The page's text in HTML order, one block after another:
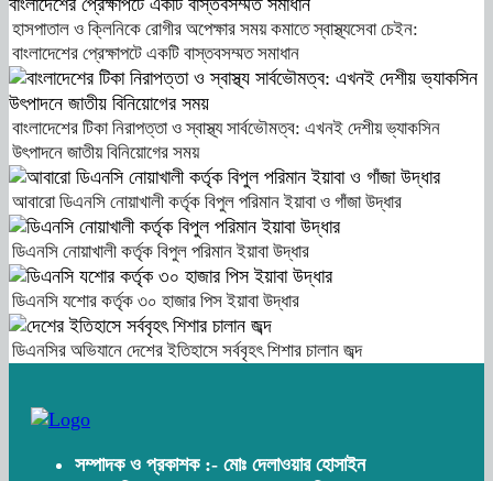
হাসপাতাল ও ক্লিনিকে রোগীর অপেক্ষার সময় কমাতে স্বাস্থ্যসেবা চেইন:
বাংলাদেশের প্রেক্ষাপটে একটি বাস্তবসম্মত সমাধান
বাংলাদেশের টিকা নিরাপত্তা ও স্বাস্থ্য সার্বভৌমত্ব: এখনই দেশীয় ভ্যাকসিন
উৎপাদনে জাতীয় বিনিয়োগের সময়
আবারো ডিএনসি নোয়াখালী কর্তৃক বিপুল পরিমান ইয়াবা ও গাঁজা উদ্ধার
ডিএনসি নোয়াখালী কর্তৃক বিপুল পরিমান ইয়াবা উদ্ধার
ডিএনসি যশোর কর্তৃক ৩০ হাজার পিস ইয়াবা উদ্ধার
ডিএনসির অভিযানে দেশের ইতিহাসে সর্ববৃহৎ শিশার চালান জব্দ
সম্পাদক ও প্রকাশক :- মোঃ দেলাওয়ার হোসাইন